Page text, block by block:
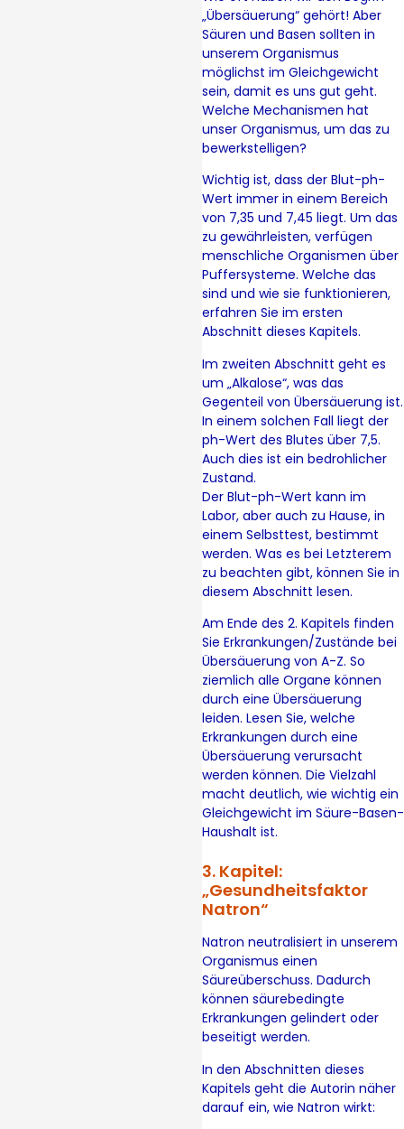
„Übersäuerung“ gehört! Aber
Säuren und Basen sollten in
unserem Organismus
möglichst im Gleichgewicht
sein, damit es uns gut geht.
Welche Mechanismen hat
unser Organismus, um das zu
bewerkstelligen?
Wichtig ist, dass der Blut-ph-
Wert immer in einem Bereich
von 7,35 und 7,45 liegt. Um das
zu gewährleisten, verfügen
menschliche Organismen über
Puffersysteme. Welche das
sind und wie sie funktionieren,
erfahren Sie im ersten
Abschnitt dieses Kapitels.
Im zweiten Abschnitt geht es
um „Alkalose“, was das
Gegenteil von Übersäuerung ist.
In einem solchen Fall liegt der
ph-Wert des Blutes über 7,5.
Auch dies ist ein bedrohlicher
Zustand.
Der Blut-ph-Wert kann im
Labor, aber auch zu Hause, in
einem Selbsttest, bestimmt
werden. Was es bei Letzterem
zu beachten gibt, können Sie in
diesem Abschnitt lesen.
Am Ende des 2. Kapitels finden
Sie Erkrankungen/Zustände bei
Übersäuerung von A-Z. So
ziemlich alle Organe können
durch eine Übersäuerung
leiden. Lesen Sie, welche
Erkrankungen durch eine
Übersäuerung verursacht
werden können. Die Vielzahl
macht deutlich, wie wichtig ein
Gleichgewicht im Säure-Basen-
Haushalt ist.
3. Kapitel:
„Gesundheitsfaktor
Natron“
Natron neutralisiert in unserem
Organismus einen
Säureüberschuss. Dadurch
können säurebedingte
Erkrankungen gelindert oder
beseitigt werden.
In den Abschnitten dieses
Kapitels geht die Autorin näher
darauf ein, wie Natron wirkt: